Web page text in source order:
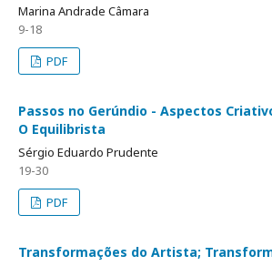
Marina Andrade Câmara
9-18
PDF
Passos no Gerúndio - Aspectos
O Equilibrista
Sérgio Eduardo Prudente
19-30
PDF
Transformações do Artista;